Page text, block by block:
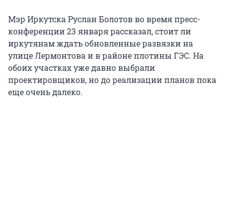
Мэр Иркутска Руслан Болотов во время пресс-
конференции 23 января рассказал, стоит ли
иркутянам ждать обновленные развязки на
улице Лермонтова и в районе плотины ГЭС. На
обоих участках уже давно выбрали
проектировщиков, но до реализации планов пока
еще очень далеко.